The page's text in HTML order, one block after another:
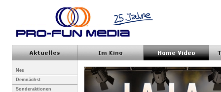
Neu
Demnächst
Sonderaktionen